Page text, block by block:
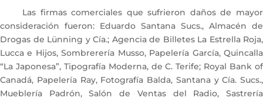
Las firmas comerciales que sufrieron daños de mayor
consideración fueron: Eduardo Santana Sucs., Almacén de
Drogas de Lünning y Cía.; Agencia de Billetes La Estrella Roja,
Lucca e Hijos, Sombrerería Musso, Papelería García, Quincalla
“La Japonesa”, Tipografía Moderna, de C. Terife; Royal Bank of
Canadá, Papelería Ray, Fotografía Balda, Santana y Cía. Sucs.,
Mueblería Padrón, Salón de Ventas del Radio, Sastrería